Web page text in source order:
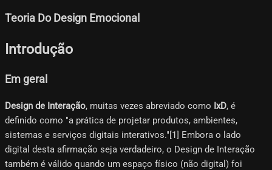
Teoria Do Design Emocional
Introdução
Em geral
Design de Interação, muitas vezes abreviado como IxD, é
definido como "a prática de projetar produtos, ambientes,
sistemas e serviços digitais interativos."[1]​ Embora o lado
digital desta afirmação seja verdadeiro, o Design de Interação
também é válido quando um espaço físico (não digital) foi